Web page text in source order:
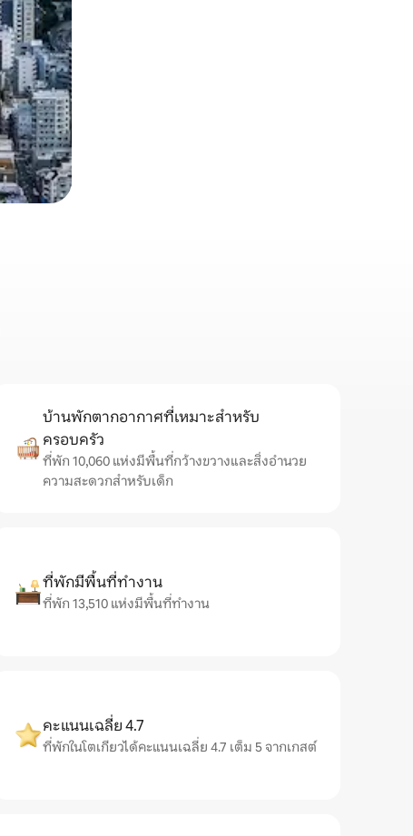
บ้านพักตากอากาศที่เหมาะสำหรับ
ครอบครัว
ที่พัก 10,060 แห่งมีพื้นที่กว้างขวางและสิ่งอำนวย
ความสะดวกสำหรับเด็ก
ที่พักมีพื้นที่ทำงาน
ที่พัก 13,510 แห่งมีพื้นที่ทำงาน
คะแนนเฉลี่ย 4.7
ที่พักในโตเกียวได้คะแนนเฉลี่ย 4.7 เต็ม 5 จากเกสต์